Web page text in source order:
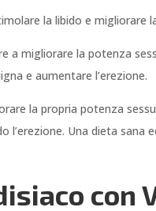
la libido e migliorare
migliorare la potenza
e aumentare l’erezione.
la propria potenza
Una dieta
con